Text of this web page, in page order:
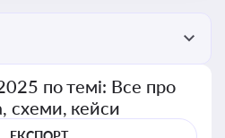
по темі: Все про
схеми, кейси